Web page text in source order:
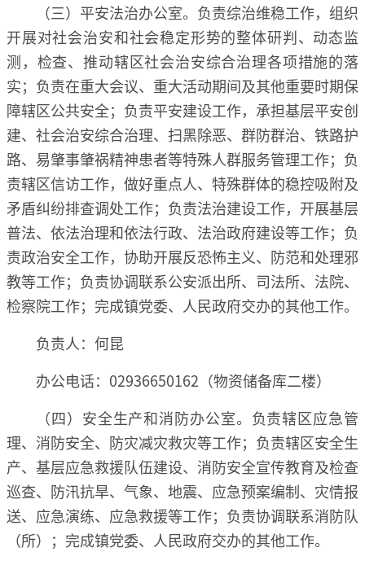
（三）平安法治办公室。负责综治维稳工作，组织
开展对社会治安和社会稳定形势的整体研判、动态监
测，检查、推动辖区社会治安综合治理各项措施的落
实；负责在重大会议、重大活动期间及其他重要时期保
障辖区公共安全；负责平安建设工作，承担基层平安创
建、社会治安综合治理、扫黑除恶、群防群治、铁路护
路、易肇事肇祸精神患者等特殊人群服务管理工作；负
责辖区信访工作，做好重点人、特殊群体的稳控吸附及
矛盾纠纷排查调处工作；负责法治建设工作，开展基层
普法、依法治理和依法行政、法治政府建设等工作；负
责政治安全工作，协助开展反恐怖主义、防范和处理邪
教等工作；负责协调联系公安派出所、司法所、法院、
检察院工作；完成镇党委、人民政府交办的其他工作。
负责人：何昆
办公电话：02936650162（物资储备库二楼）
（四）安全生产和消防办公室。负责辖区应急管
理、消防安全、防灾减灾救灾等工作；负责辖区安全生
产、基层应急救援队伍建设、消防安全宣传教育及检查
巡查、防汛抗旱、气象、地震、应急预案编制、灾情报
送、应急演练、应急救援等工作；负责协调联系消防队
（所）；完成镇党委、人民政府交办的其他工作。